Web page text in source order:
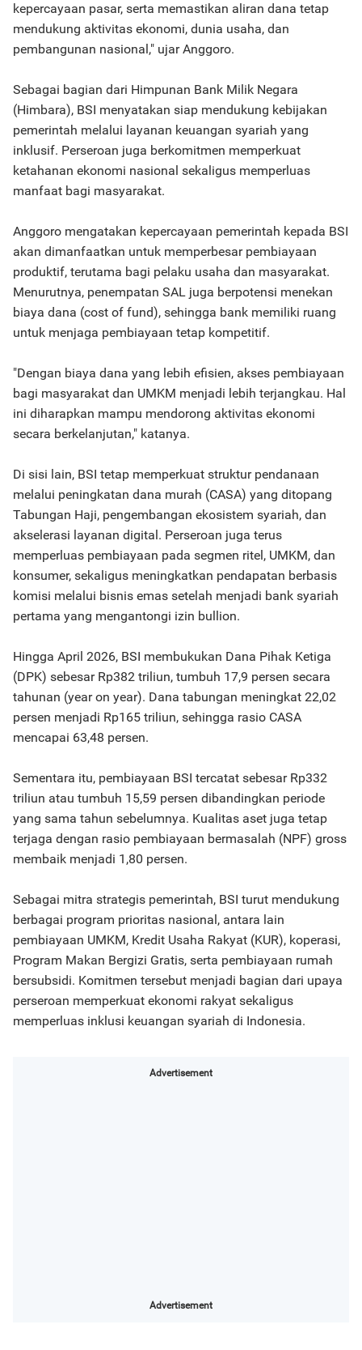
kepercayaan pasar, serta memastikan aliran dana tetap
mendukung aktivitas ekonomi, dunia usaha, dan
pembangunan nasional," ujar Anggoro.
Sebagai bagian dari Himpunan Bank Milik Negara
(Himbara), BSI menyatakan siap mendukung kebijakan
pemerintah melalui layanan keuangan syariah yang
inklusif. Perseroan juga berkomitmen memperkuat
ketahanan ekonomi nasional sekaligus memperluas
manfaat bagi masyarakat.
Anggoro mengatakan kepercayaan pemerintah kepada BSI
akan dimanfaatkan untuk memperbesar pembiayaan
produktif, terutama bagi pelaku usaha dan masyarakat.
Menurutnya, penempatan SAL juga berpotensi menekan
biaya dana (cost of fund), sehingga bank memiliki ruang
untuk menjaga pembiayaan tetap kompetitif.
"Dengan biaya dana yang lebih efisien, akses pembiayaan
bagi masyarakat dan UMKM menjadi lebih terjangkau. Hal
ini diharapkan mampu mendorong aktivitas ekonomi
secara berkelanjutan," katanya.
Di sisi lain, BSI tetap memperkuat struktur pendanaan
melalui peningkatan dana murah (CASA) yang ditopang
Tabungan Haji, pengembangan ekosistem syariah, dan
akselerasi layanan digital. Perseroan juga terus
memperluas pembiayaan pada segmen ritel, UMKM, dan
konsumer, sekaligus meningkatkan pendapatan berbasis
komisi melalui bisnis emas setelah menjadi bank syariah
pertama yang mengantongi izin bullion.
Hingga April 2026, BSI membukukan Dana Pihak Ketiga
(DPK) sebesar Rp382 triliun, tumbuh 17,9 persen secara
tahunan (year on year). Dana tabungan meningkat 22,02
persen menjadi Rp165 triliun, sehingga rasio CASA
mencapai 63,48 persen.
Sementara itu, pembiayaan BSI tercatat sebesar Rp332
triliun atau tumbuh 15,59 persen dibandingkan periode
yang sama tahun sebelumnya. Kualitas aset juga tetap
terjaga dengan rasio pembiayaan bermasalah (NPF) gross
membaik menjadi 1,80 persen.
Sebagai mitra strategis pemerintah, BSI turut mendukung
berbagai program prioritas nasional, antara lain
pembiayaan UMKM, Kredit Usaha Rakyat (KUR), koperasi,
Program Makan Bergizi Gratis, serta pembiayaan rumah
bersubsidi. Komitmen tersebut menjadi bagian dari upaya
perseroan memperkuat ekonomi rakyat sekaligus
memperluas inklusi keuangan syariah di Indonesia.
Advertisement
Advertisement